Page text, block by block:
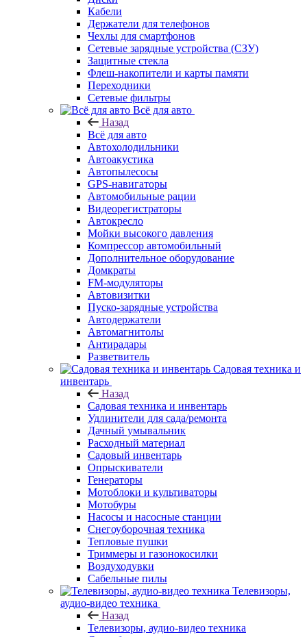
Кабели
Держатели для телефонов
Чехлы для смартфонов
Сетевые зарядные устройства (СЗУ)
Защитные стекла
Флеш-накопители и карты памяти
Переходники
Сетевые фильтры
Всё для авто
Назад
Всё для авто
Автохолодильники
Автоакустика
Автопылесосы
GPS-навигаторы
Автомобильные рации
Видеорегистраторы
Автокресло
Мойки высокого давления
Компрессор автомобильный
Дополнительное оборудование
Домкраты
FM-модуляторы
Автовизитки
Пуско-зарядные устройства
Автодержатели
Автомагнитолы
Антирадары
Разветвитель
Садовая техника и
инвентарь
Назад
Садовая техника и инвентарь
Удлинители для сада/ремонта
Дачный умывальник
Расходный материал
Садовый инвентарь
Опрыскиватели
Генераторы
Мотоблоки и культиваторы
Мотобуры
Насосы и насосные станции
Снегоуборочная техника
Тепловые пушки
Триммеры и газонокосилки
Воздуходувки
Сабельные пилы
Телевизоры,
аудио-видео техника
Назад
Телевизоры, аудио-видео техника